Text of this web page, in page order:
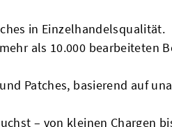
in Einzelhandelsqualität.
als 10.000 bearbeiteten
Patches, basierend auf
– von kleinen Chargen